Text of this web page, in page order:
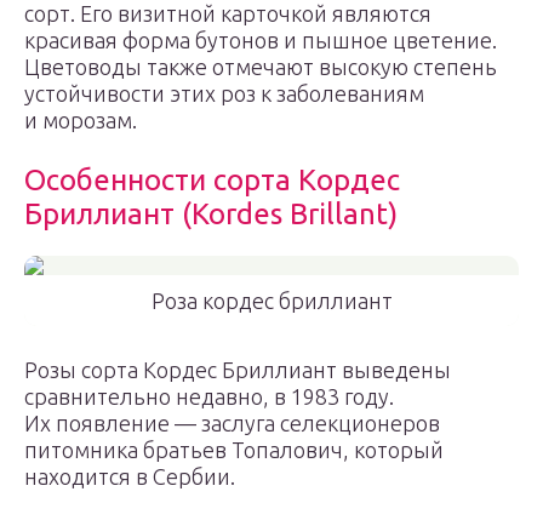
сорт. Его визитной карточкой являются
красивая форма бутонов и пышное цветение.
Цветоводы также отмечают высокую степень
устойчивости этих роз к заболеваниям
и морозам.
Особенности сорта Кордес
Бриллиант (Kordes Brillant)
Роза кордес бриллиант
Розы сорта Кордес Бриллиант выведены
сравнительно недавно, в 1983 году.
Их появление — заслуга селекционеров
питомника братьев Топалович, который
находится в Сербии.